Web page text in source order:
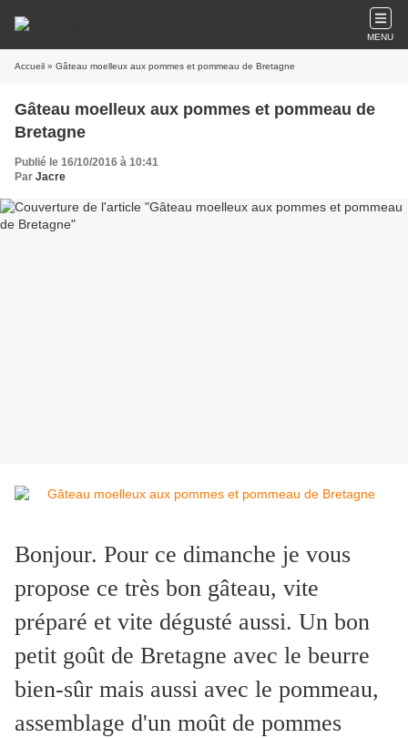
MENU
Accueil » Gâteau moelleux aux pommes et pommeau de Bretagne
Gâteau moelleux aux pommes et pommeau de
Bretagne
Publié le 16/10/2016 à 10:41
Par Jacre
Bonjour. Pour ce dimanche je vous
propose ce très bon gâteau, vite
préparé et vite dégusté aussi. Un bon
petit goût de Bretagne avec le beurre
bien-sûr mais aussi avec le pommeau,
assemblage d'un moût de pommes